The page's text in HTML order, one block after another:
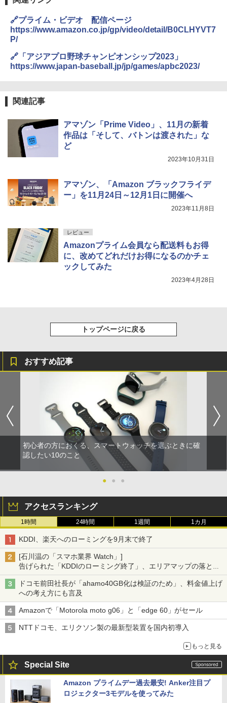
🔗プライム・ビデオ 配信ページ
https://www.amazon.co.jp/gp/video/detail/B0CLHYVT7
P/
🔗「アジアプロ野球チャンピオンシップ2023」
https://www.japan-baseball.jp/jp/games/apbc2023/
関連記事
アマゾン「Prime Video」、11月の新着
作品は「そして、バトンは渡された」な
ど
2023年10月31日
アマゾン、「Amazon ブラックフライデ
ー」を11月24日～12月1日に開催へ
2023年11月8日
レビュー
Amazonプライム会員なら配送料もお得
に、改めてどれだけお得になるのかチェ
ックしてみた
2023年4月28日
トップページに戻る
おすすめ記事
初心者の方におくる、スマートウォッチを選ぶときに確
認したい10のこと
● ● ●
アクセスランキング
1時間 24時間 1週間 1カ月
KDDI、楽天へのローミングを9月末で終了
[石川温の「スマホ業界 Watch」]
告げられた「KDDIのローミング終了」、エリアマップの落とし
穴と楽天モバイルの課題
ドコモ前田社長が「ahamo40GB化は検証のため」、料金値上げ
への考え方にも言及
Amazonで「Motorola moto g06」と「edge 60」がセール
NTTドコモ、エリクソン製の最新型装置を国内初導入
もっと見る
Special Site
Amazon プライムデー過去最安! Anker注目プ
ロジェクター3モデルを使ってみた